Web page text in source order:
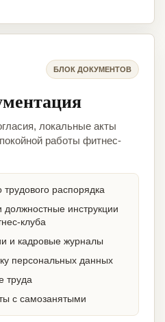
БЛОК ДОКУМЕНТОВ
локальные акты
работы фитнес-
трудового распорядка
должностные инструкции
клуба
и кадровые журналы
персональных данных
труда
с самозанятыми